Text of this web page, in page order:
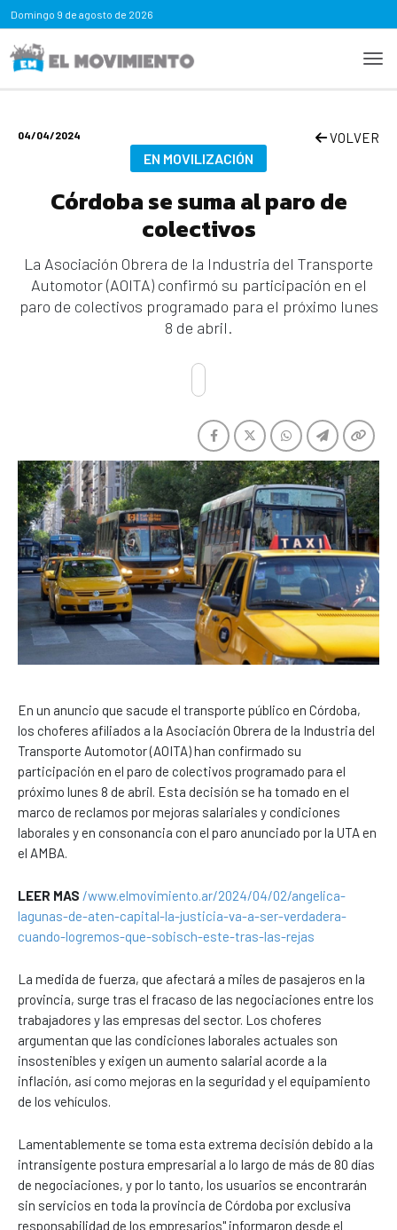
Domingo 9 de agosto de 2026
04/04/2024 VOLVER
EN MOVILIZACIÓN
Córdoba se suma al paro de
colectivos
La Asociación Obrera de la Industria del Transporte
Automotor (AOITA) confirmó su participación en el
paro de colectivos programado para el próximo lunes
8 de abril.
En un anuncio que sacude el transporte público en Córdoba,
los choferes afiliados a la Asociación Obrera de la Industria del
Transporte Automotor (AOITA) han confirmado su
participación en el paro de colectivos programado para el
próximo lunes 8 de abril. Esta decisión se ha tomado en el
marco de reclamos por mejoras salariales y condiciones
laborales y en consonancia con el paro anunciado por la UTA en
el AMBA.
LEER MAS /www.elmovimiento.ar/2024/04/02/angelica-
lagunas-de-aten-capital-la-justicia-va-a-ser-verdadera-
cuando-logremos-que-sobisch-este-tras-las-rejas
La medida de fuerza, que afectará a miles de pasajeros en la
provincia, surge tras el fracaso de las negociaciones entre los
trabajadores y las empresas del sector. Los choferes
argumentan que las condiciones laborales actuales son
insostenibles y exigen un aumento salarial acorde a la
inflación, así como mejoras en la seguridad y el equipamiento
de los vehículos.
Lamentablemente se toma esta extrema decisión debido a la
intransigente postura empresarial a lo largo de más de 80 días
de negociaciones, y por lo tanto, los usuarios se encontrarán
sin servicios en toda la provincia de Córdoba por exclusiva
responsabilidad de los empresarios" informaron desde el